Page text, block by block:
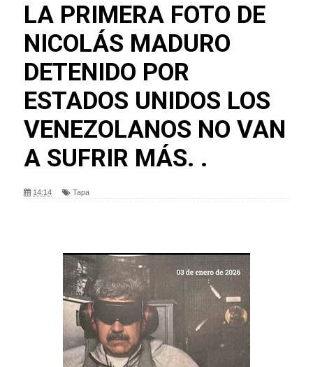
LA PRIMERA FOTO DE
NICOLÁS MADURO
DETENIDO POR
ESTADOS UNIDOS LOS
VENEZOLANOS NO VAN
A SUFRIR MÁS. .
14:14 Tapa